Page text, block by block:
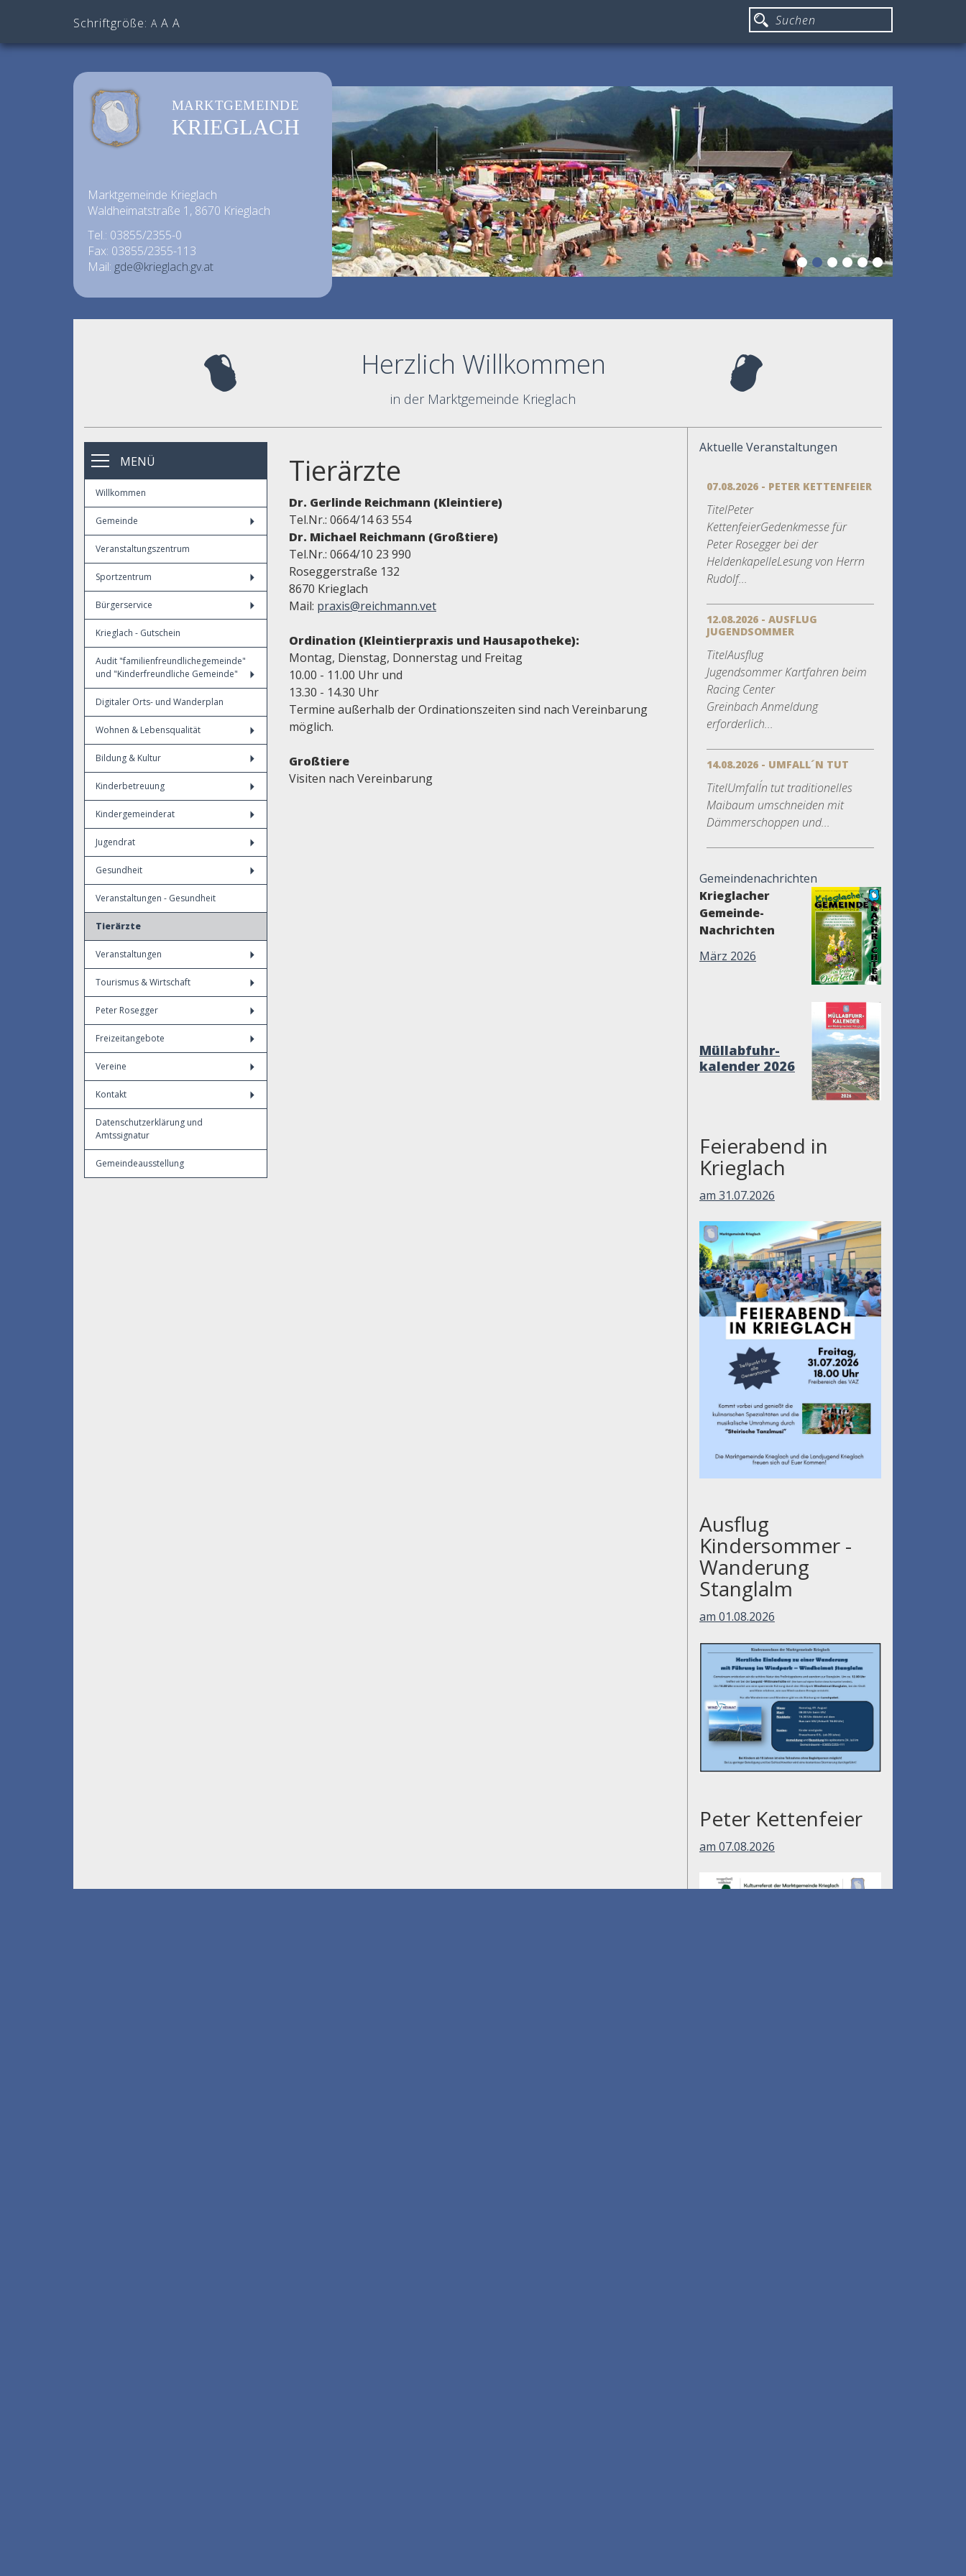
Schriftgröße: A A A
MARKTGEMEINDE
KRIEGLACH
Marktgemeinde Krieglach
Waldheimatstraße 1, 8670 Krieglach
Tel.: 03855/2355-0
Fax: 03855/2355-113
Mail: gde@krieglach.gv.at
Herzlich Willkommen
in der Marktgemeinde Krieglach
MENÜ
Willkommen
Gemeinde
Veranstaltungszentrum
Sportzentrum
Bürgerservice
Krieglach - Gutschein
Audit "familienfreundlichegemeinde"
und "Kinderfreundliche Gemeinde"
Digitaler Orts- und Wanderplan
Wohnen & Lebensqualität
Bildung & Kultur
Kinderbetreuung
Kindergemeinderat
Jugendrat
Gesundheit
Veranstaltungen - Gesundheit
Tierärzte
Veranstaltungen
Tourismus & Wirtschaft
Peter Rosegger
Freizeitangebote
Vereine
Kontakt
Datenschutzerklärung und
Amtssignatur
Gemeindeausstellung
Tierärzte
Dr. Gerlinde Reichmann (Kleintiere)
Tel.Nr.: 0664/14 63 554
Dr. Michael Reichmann (Großtiere)
Tel.Nr.: 0664/10 23 990
Roseggerstraße 132
8670 Krieglach
Mail: praxis@reichmann.vet
Ordination (Kleintierpraxis und Hausapotheke):
Montag, Dienstag, Donnerstag und Freitag
10.00 - 11.00 Uhr und
13.30 - 14.30 Uhr
Termine außerhalb der Ordinationszeiten sind nach Vereinbarung
möglich.
Großtiere
Visiten nach Vereinbarung
Aktuelle Veranstaltungen
07.08.2026 - PETER KETTENFEIER
TitelPeter
KettenfeierGedenkmesse für
Peter Rosegger bei der
HeldenkapelleLesung von Herrn
Rudolf...
12.08.2026 - AUSFLUG
JUGENDSOMMER
TitelAusflug
Jugendsommer Kartfahren beim
Racing Center
Greinbach Anmeldung
erforderlich...
14.08.2026 - UMFALL´N TUT
TitelUmfall´n tut traditionelles
Maibaum umschneiden mit
Dämmerschoppen und...
Gemeindenachrichten
Krieglacher
Gemeinde-
Nachrichten
März 2026
Müllabfuhr-
kalender 2026
Feierabend in
Krieglach
am 31.07.2026
Ausflug
Kindersommer -
Wanderung
Stanglalm
am 01.08.2026
Peter Kettenfeier
am 07.08.2026